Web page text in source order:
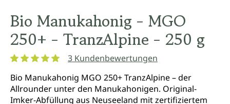
Bio Manukahonig - MGO
250+ - TranzAlpine - 250 g
3 Kundenbewertungen
Bio Manukahonig MGO 250+ TranzAlpine – der
Allrounder unter den Manukahonigen. Original-
Imker-Abfüllung aus Neuseeland mit zertifiziertem